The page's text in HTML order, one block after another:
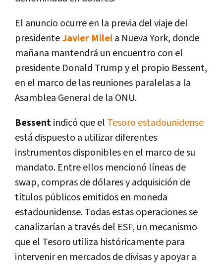
El anuncio ocurre en la previa del viaje del
presidenteJavier Milei a Nueva York, donde
mañana mantendrá un encuentro con el
presidente Donald Trump y el propio Bessent,
en el marco de las reuniones paralelas a la
Asamblea General de la ONU.
Bessentindicó que el Tesoro estadounidense
está dispuesto a utilizar diferentes
instrumentos disponibles en el marco de su
mandato. Entre ellos mencionó líneas de
swap, compras de dólares y adquisición de
títulos públicos emitidos en moneda
estadounidense. Todas estas operaciones se
canalizarían a través del ESF, un mecanismo
que el Tesoro utiliza históricamente para
intervenir en mercados de divisas y apoyar a